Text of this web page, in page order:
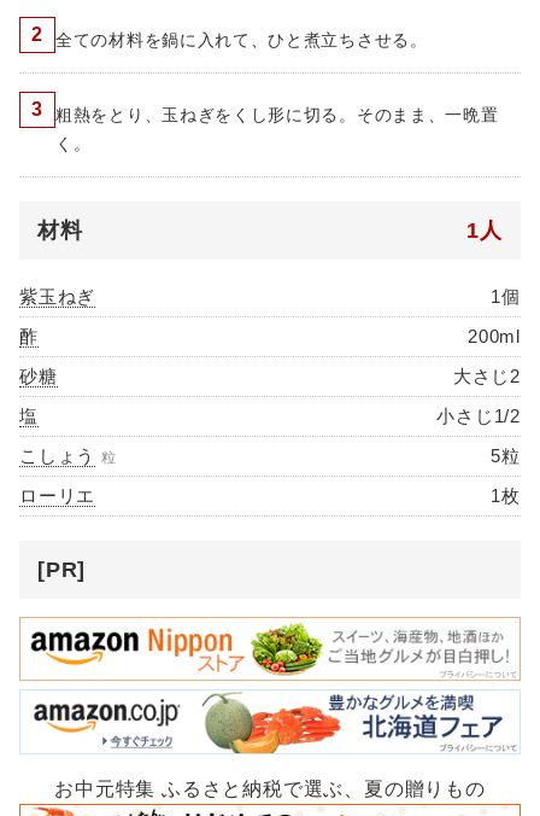
2 全ての材料を鍋に入れて、ひと煮立ちさせる。
3
粗熱をとり、玉ねぎをくし形に切る。そのまま、一晩置
く。
材料 1人
紫玉ねぎ
1個
酢
200ml
砂糖
大さじ2
塩
小さじ1/2
こしょう
粒
5粒
ローリエ
1枚
[PR]
お中元特集 ふるさと納税で選ぶ、夏の贈りもの